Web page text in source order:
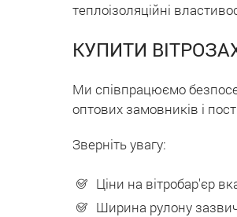
теплоізоляційні
КУПИТИ
Ми співпрацюємо
оптових замовників і
Зверніть увагу:
Ціни на вітробар'єр
Ширина рулону